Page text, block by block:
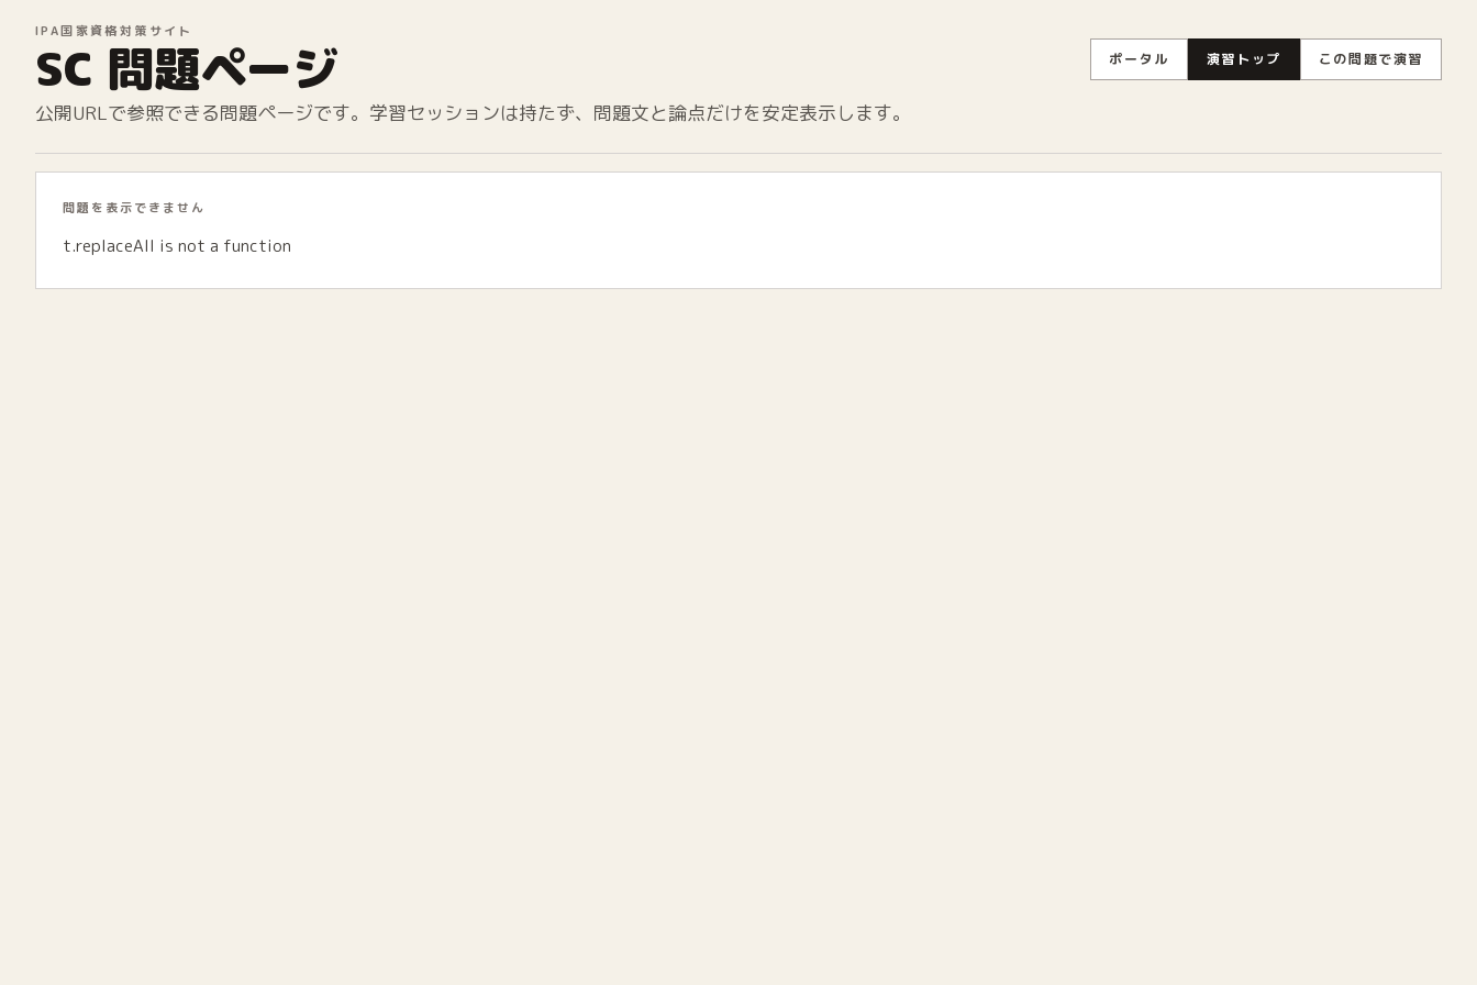
IPA国家資格対策サイト
SC 問題ページ ポータル 演習トップ この問題で演習
公開URLで参照できる問題ページです。学習セッションは持たず、問題文と論点だけを安定表示します。
問題を表示できません
t.replaceAll is not a function